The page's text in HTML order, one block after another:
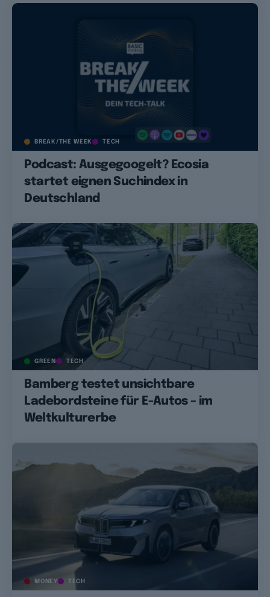
BREAK/THE WEEK TECH
Podcast: Ausgegoogelt? Ecosia
startet eignen Suchindex in
Deutschland
GREEN TECH
Bamberg testet unsichtbare
Ladebordsteine für E-Autos – im
Weltkulturerbe
MONEY TECH